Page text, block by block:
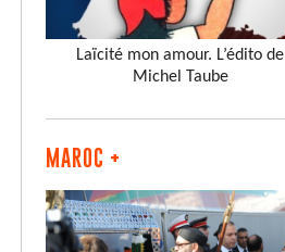
Laïcité mon amour. L’édito de
Michel Taube
MAROC +